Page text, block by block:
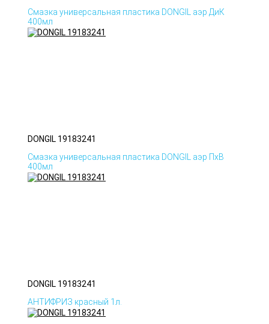
Смазка универсальная пластика DONGIL аэр ДиК
400мл
DONGIL 19183241
Смазка универсальная пластика DONGIL аэр ПхВ
400мл
DONGIL 19183241
АНТИФРИЗ красный 1л.